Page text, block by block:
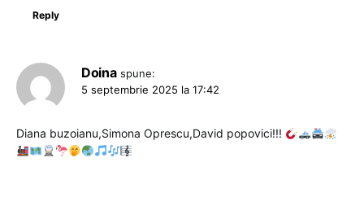
Reply
Doina spune:
5 septembrie 2025 la 17:42
Diana buzoianu,Simona Oprescu,David popovici!!!